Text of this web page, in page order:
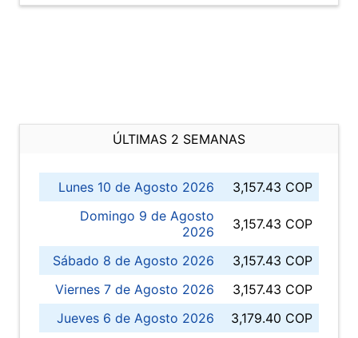
ÚLTIMAS 2 SEMANAS
Lunes 10 de Agosto 2026
3,157.43 COP
Domingo 9 de Agosto
2026
3,157.43 COP
Sábado 8 de Agosto 2026
3,157.43 COP
Viernes 7 de Agosto 2026
3,157.43 COP
Jueves 6 de Agosto 2026
3,179.40 COP